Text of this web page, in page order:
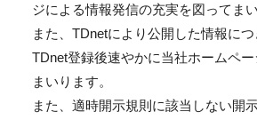
ジによる情報発信の充実を図ってまい
また、TDnetにより公開した情報につ
TDnet登録後速やかに当社ホームペ
まいります。
また、適時開示規則に該当しない開